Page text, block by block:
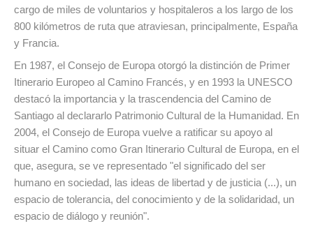
cargo de miles de voluntarios y hospitaleros a los largo de los
800 kilómetros de ruta que atraviesan, principalmente, España
y Francia.
En 1987, el Consejo de Europa otorgó la distinción de Primer
Itinerario Europeo al Camino Francés, y en 1993 la UNESCO
destacó la importancia y la trascendencia del Camino de
Santiago al declararlo Patrimonio Cultural de la Humanidad. En
2004, el Consejo de Europa vuelve a ratificar su apoyo al
situar el Camino como Gran Itinerario Cultural de Europa, en el
que, asegura, se ve representado "el significado del ser
humano en sociedad, las ideas de libertad y de justicia (...), un
espacio de tolerancia, del conocimiento y de la solidaridad, un
espacio de diálogo y reunión".